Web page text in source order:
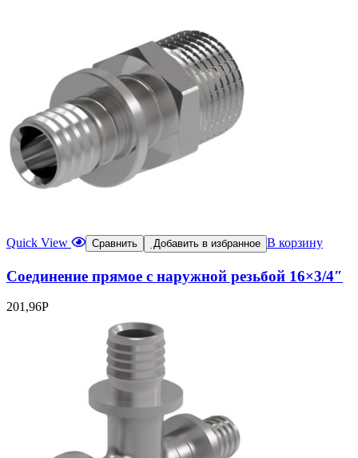
Quick View Сравнить Добавить в избранное В корзину
Соединение прямое с наружной резьбой 16×3/4″
201,96Р